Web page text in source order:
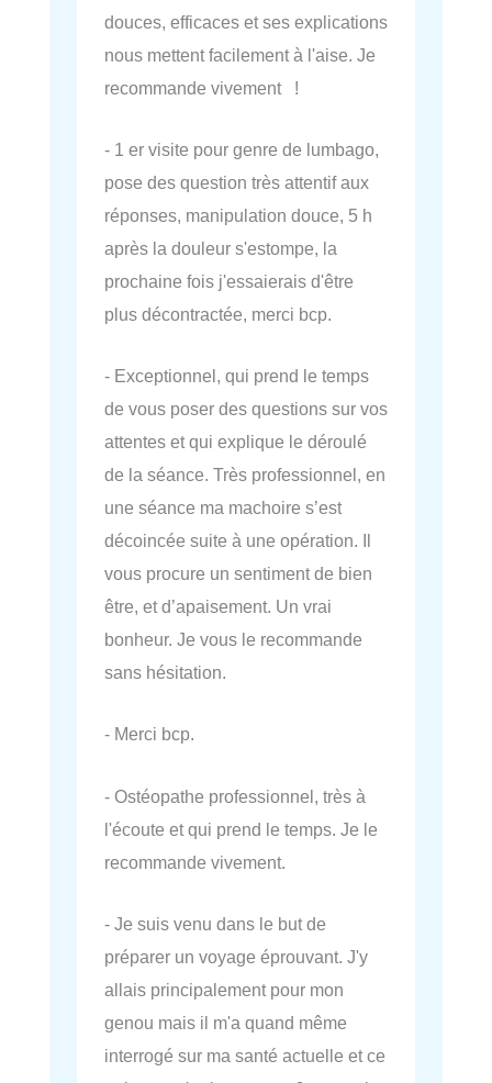
douces, efficaces et ses explications
nous mettent facilement à l'aise. Je
recommande vivement !
- 1 er visite pour genre de lumbago,
pose des question très attentif aux
réponses, manipulation douce, 5 h
après la douleur s'estompe, la
prochaine fois j'essaierais d'être
plus décontractée, merci bcp.
- Exceptionnel, qui prend le temps
de vous poser des questions sur vos
attentes et qui explique le déroulé
de la séance. Très professionnel, en
une séance ma machoire s’est
décoincée suite à une opération. Il
vous procure un sentiment de bien
être, et d’apaisement. Un vrai
bonheur. Je vous le recommande
sans hésitation.
- Merci bcp.
- Ostéopathe professionnel, très à
l'écoute et qui prend le temps. Je le
recommande vivement.
- Je suis venu dans le but de
préparer un voyage éprouvant. J'y
allais principalement pour mon
genou mais il m'a quand même
interrogé sur ma santé actuelle et ce